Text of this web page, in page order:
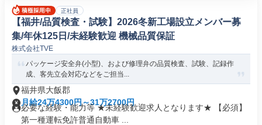
正社員
【福井/品質検査・試験】2026冬新工場設立メンバー募
集/年休125日/未経験歓迎 機械品質保証
株式会社TVE
パッケージ安全弁(小型)、および修理弁の品質検査、試験、記録作
成、客先立会対応などをご担当...
福井県大飯郡
月給24万4300円～31万2700円
必要な経験・能力等 ★未経験歓迎求人となります★ 【必須】
第一種運転免許普通自動車 ...